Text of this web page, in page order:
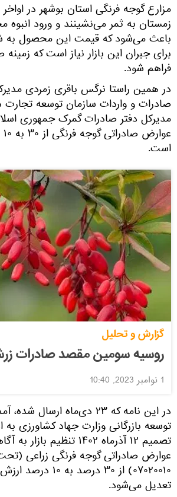
مزارع گوجه فرنگی استان بوشهر در
زمستان به ثمر می‌نشینند و ورود انبوه
باعث می‌شود که قیمت این محصول به
برای جبران این بازار نیاز است که
فراهم شود.
در همین راستا نرگس باقری زمردی
صادرات و واردات سازمان توسعه
مدیرکل دفتر صادرات گمرک جمهوری
است.
گزارش و تحلیل
روسیه سومین مقصد صادرات
1 نوامبر 2023, 10:40
در این نامه که ۲۳ دی‌ماه
توسعه بازرگانی وزارت جهاد کشاورزی به
تصمیم ۱۲ آذرماه ۱۴۰۲ تنظیم
عوارض صادراتی گوجه فرنگی زراعی
۰۷۰۲۰۰۱۰) از ۳۰ درصد
تعدیل می‌شود.